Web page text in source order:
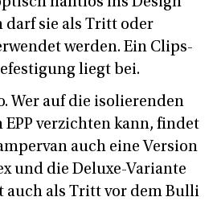
sie als Tritt oder
werden. Ein Clips-
liegt bei.
Wer auf die isolierenden
EPP verzichten kann, findet
auch eine Version
und die Deluxe-Variante
auch als Tritt vor dem Bulli